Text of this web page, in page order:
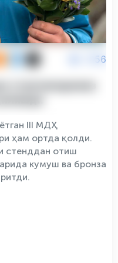
2156
отувчиларимиз
III МДҲ
ҳам ортда қолди.
стенддан отиш
кумуш ва бронза